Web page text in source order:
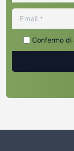
Confermo di